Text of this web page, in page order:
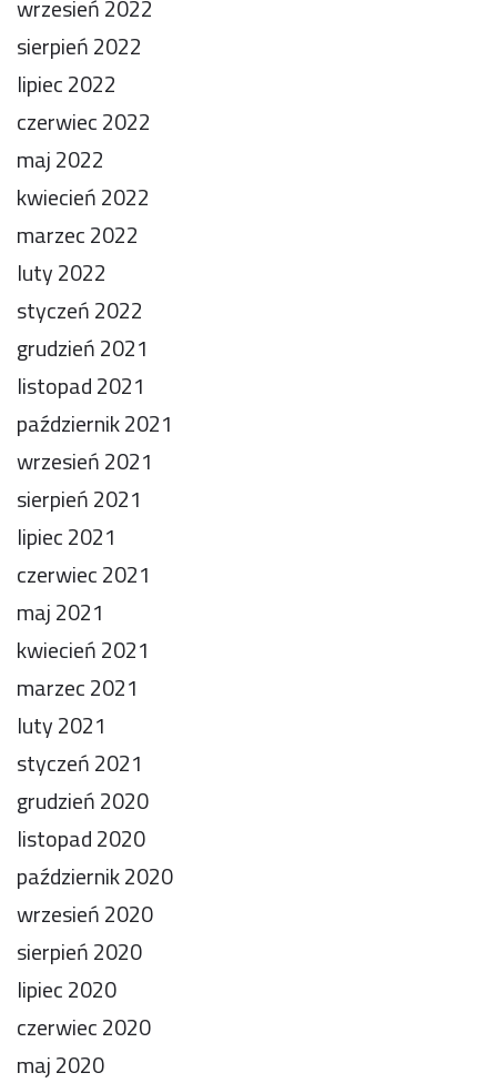
wrzesień 2022
sierpień 2022
lipiec 2022
czerwiec 2022
maj 2022
kwiecień 2022
marzec 2022
luty 2022
styczeń 2022
grudzień 2021
listopad 2021
październik 2021
wrzesień 2021
sierpień 2021
lipiec 2021
czerwiec 2021
maj 2021
kwiecień 2021
marzec 2021
luty 2021
styczeń 2021
grudzień 2020
listopad 2020
październik 2020
wrzesień 2020
sierpień 2020
lipiec 2020
czerwiec 2020
maj 2020